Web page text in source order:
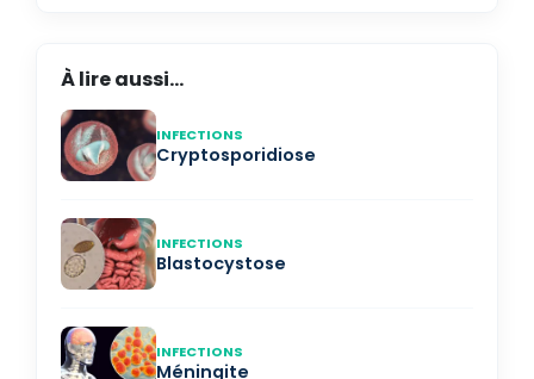
À lire aussi...
INFECTIONS
Cryptosporidiose
INFECTIONS
Blastocystose
INFECTIONS
Méningite